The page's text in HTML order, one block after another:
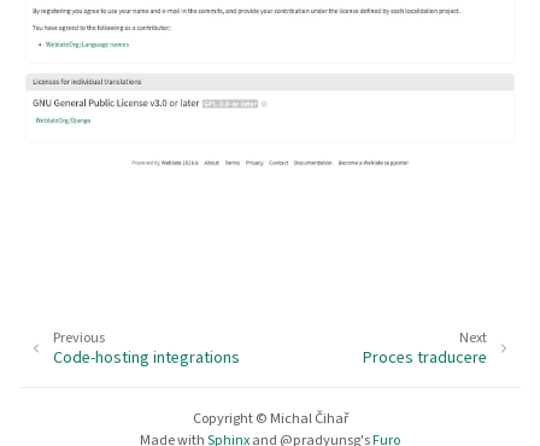
Next
Proces traducere
Previous
Code-hosting integrations
Copyright © Michal Čihař
Made withSphinxand @pradyunsg'sFuro